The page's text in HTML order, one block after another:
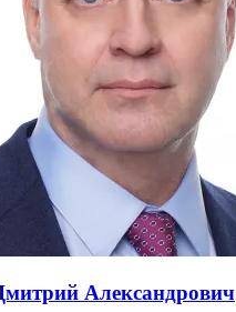
Александрович